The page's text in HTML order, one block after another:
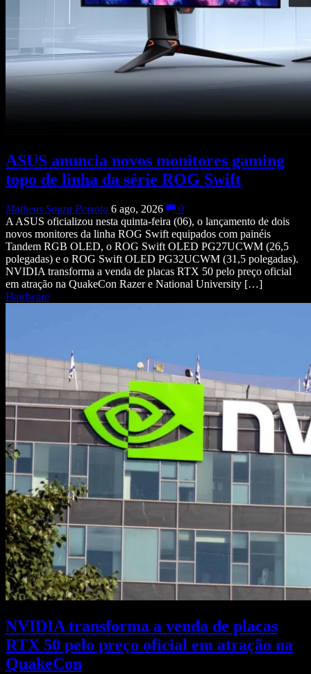
ASUS anuncia novos monitores gaming
topo de linha da série ROG Swift
Matheus Souza Peixoto 6 ago, 2026
0
A ASUS oficializou nesta quinta-feira (06), o lançamento de dois
novos monitores da linha ROG Swift equipados com painéis
Tandem RGB OLED, o ROG Swift OLED PG27UCWM (26,5
polegadas) e o ROG Swift OLED PG32UCWM (31,5 polegadas).
NVIDIA transforma a venda de placas RTX 50 pelo preço oficial
em atração na QuakeCon Razer e National University […]
Hardware
NVIDIA transforma a venda de placas
RTX 50 pelo preço oficial em atração na
QuakeCon